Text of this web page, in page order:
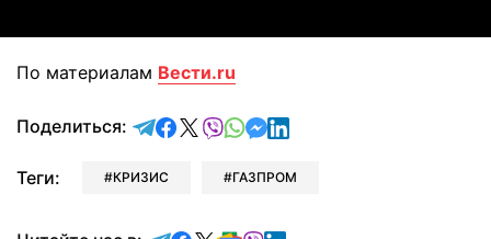
По материалам Вести.ru
Поделиться: отправить в Telegram
поделиться в Facebook
поделиться в X
отправить в Viber
отправить в Whatsapp
отправить в Messenger
отправить в LinkedIn
Теги: КРИЗИС ГАЗПРОМ